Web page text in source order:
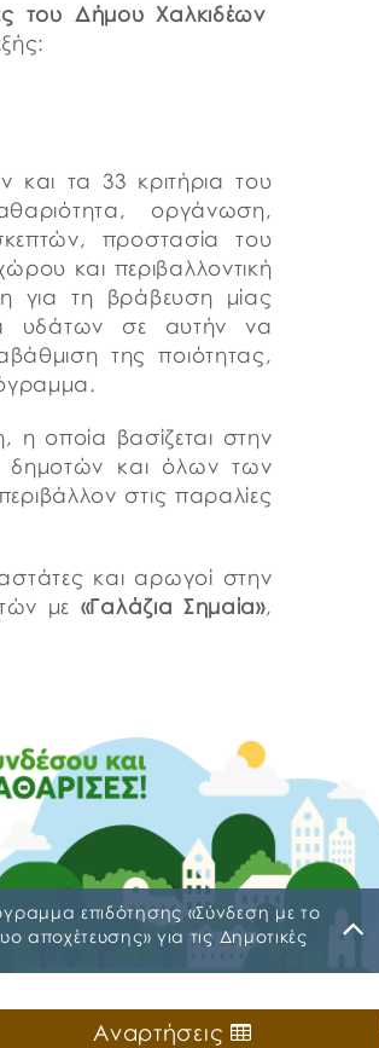
του Δήμου Χαλκιδέων
και τα 33 κριτήρια του
οργάνωση,
προστασία του
και περιβαλλοντική
για τη βράβευση μίας
υδάτων σε αυτήν να
της ποιότητας,
η οποία βασίζεται στην
δημοτών και όλων των
στις παραλίες
και αρωγοί στην
με «Γαλάζια Σημαία»,
επιδότησης «Σύνδεση με το
αποχέτευσης» για τις Δημοτικές
Χαλκιδέων ενημερώνει τους πολίτες
Αναρτήσεις